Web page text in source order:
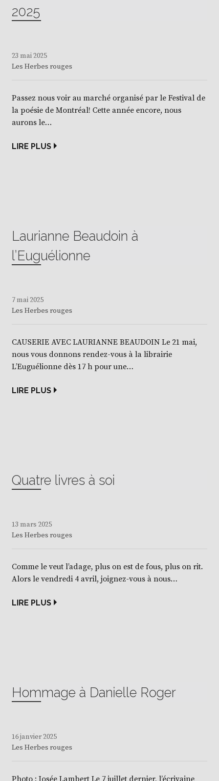
2025
23 mai 2025
Les Herbes rouges
Passez nous voir au marché organisé par le Festival de
la poésie de Montréal! Cette année encore, nous
aurons le…
LIRE PLUS
Laurianne Beaudoin à
l’Euguélionne
7 mai 2025
Les Herbes rouges
CAUSERIE AVEC LAURIANNE BEAUDOIN Le 21 mai,
nous vous donnons rendez-vous à la librairie
L’Euguélionne dès 17 h pour une…
LIRE PLUS
Quatre livres à soi
13 mars 2025
Les Herbes rouges
Comme le veut l’adage, plus on est de fous, plus on rit.
Alors le vendredi 4 avril, joignez-vous à nous…
LIRE PLUS
Hommage à Danielle Roger
16 janvier 2025
Les Herbes rouges
Photo : Josée Lambert Le 7 juillet dernier, l’écrivaine